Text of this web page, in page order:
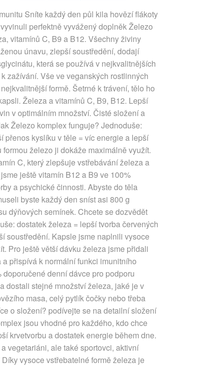
Sníte každý den půl kila hovězí flákoty
perfektně vyvážený doplněk Železo
vitamínů C, B9 a B12. Všechny živiny
únavu, zlepší soustředění, dodají
která se používá v nejkvalitnějších
zažívání. Vše ve veganských rostlinných
formě. Šetrné k trávení, tělo ho
Železa a vitamínů C, B9, B12. Lepší
v optimálním množství. Čisté složení a
Železo komplex funguje? Jednoduše:
přenos kyslíku v těle = víc energie a lepší
železo ji dokáže maximálně využít.
C, který zlepšuje vstřebávání železa a
ještě vitamín B12 a B9 ve 100%
a psychické činnosti. Abyste do těla
byste každý den sníst asi 800 g
dýňových semínek. Chcete se dozvědět
dostatek železa = lepší tvorba červených
soustředění. Kapsle jsme naplnili vysoce
Pro ještě větší dávku železa jsme přidali
přispívá k normální funkci imunitního
denní dávce pro podporu
dostali stejné množství železa, jaké je v
masa, celý pytlík čočky nebo třeba
o složení? podívejte se na detailní složení
jsou vhodné pro každého, kdo chce
krvetvorbu a dostatek energie během dne.
vegetariáni, ale také sportovci, aktivní
vysoce vstřebatelné formě železa je